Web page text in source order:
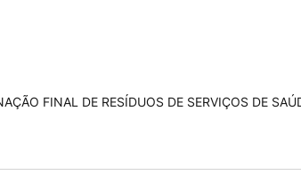
FINAL DE RESÍDUOS DE SERVIÇOS DE